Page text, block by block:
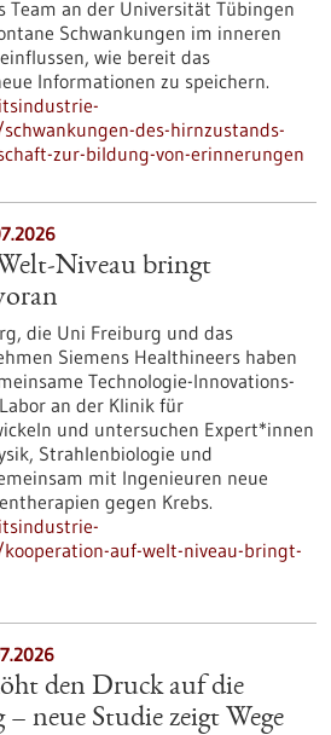
Team an der Universität Tübingen
Schwankungen im inneren
wie bereit das
Informationen zu speichern.
des-hirnzustands-
zur-bildung-von-erinnerungen
Niveau bringt
die Uni Freiburg und das
Siemens Healthineers haben
Technologie-Innovations-
an der Klinik für
und untersuchen Expert*innen
Strahlenbiologie und
mit Ingenieuren neue
gegen Krebs.
auf-welt-niveau-bringt-
den Druck auf die
neue Studie zeigt Wege